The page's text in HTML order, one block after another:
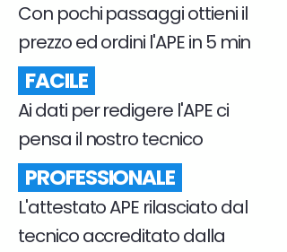
Con pochi passaggi ottieni il
prezzo ed ordini l'APE in 5 min
FACILE
Ai dati per redigere l'APE ci
pensa il nostro tecnico
PROFESSIONALE
L'attestato APE rilasciato dal
tecnico accreditato dalla